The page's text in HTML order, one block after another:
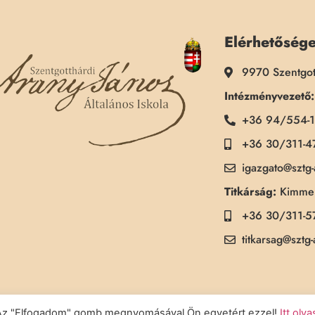
9970
Intézményvezető:
+36 94/554-
+36 30/311-
Titkárság:
+36 30/311-